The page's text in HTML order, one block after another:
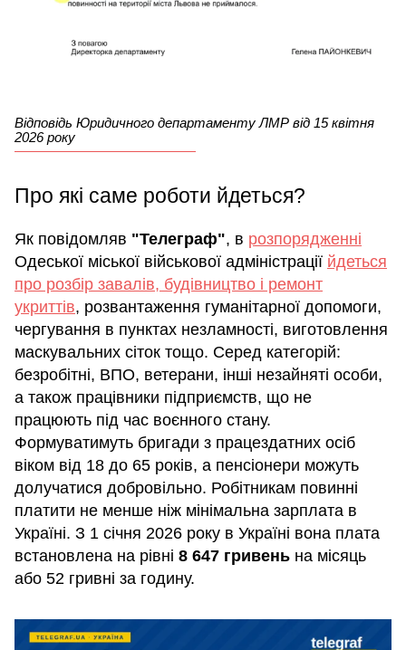
Відповідь Юридичного департаменту ЛМР від 15 квітня
2026 року
Про які саме роботи йдеться?
Як повідомляв "Телеграф", в розпорядженні
Одеської міської військової адміністрації йдеться
про розбір завалів, будівництво і ремонт
укриттів, розвантаження гуманітарної допомоги,
чергування в пунктах незламності, виготовлення
маскувальних сіток тощо. Серед категорій:
безробітні, ВПО, ветерани, інші незайняті особи,
а також працівники підприємств, що не
працюють під час воєнного стану.
Формуватимуть бригади з працездатних осіб
віком від 18 до 65 років, а пенсіонери можуть
долучатися добровільно. Робітникам повинні
платити не менше ніж мінімальна зарплата в
Україні. З 1 січня 2026 року в Україні вона плата
встановлена на рівні 8 647 гривень на місяць
або 52 гривні за годину.